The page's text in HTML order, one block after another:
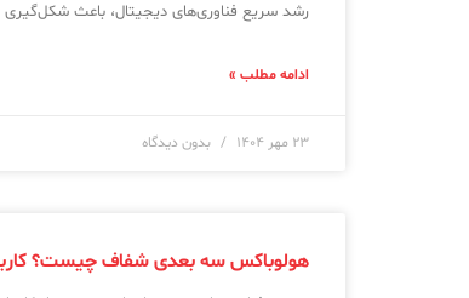
رشد سریع فناوری‌های دیجیتال، باعث شکل‌گیری
ادامه مطلب »
۲۳ مهر ۱۴۰۴ بدون دیدگاه
هولوباکس سه بعدی شفاف چیست؟